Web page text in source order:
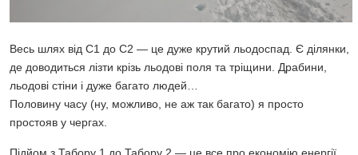
Весь шлях від C1 до C2 — це дуже крутий льодоспад. Є ділянки,
де доводиться лізти крізь льодові поля та тріщини. Драбини,
льодові стіни і дуже багато людей…
Половину часу (ну, можливо, не аж так багато) я просто
простояв у чергах.